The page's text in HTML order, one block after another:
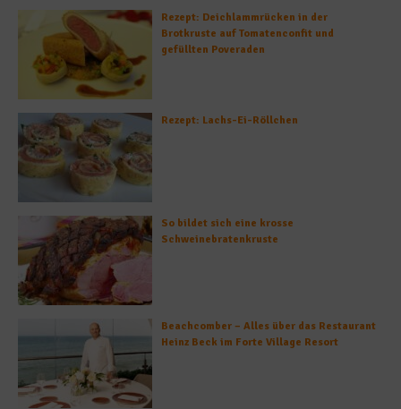
Rezept: Deichlammrücken in der
Brotkruste auf Tomatenconfit und
gefüllten Poveraden
Rezept: Lachs-Ei-Röllchen
So bildet sich eine krosse
Schweinebratenkruste
Beachcomber – Alles über das Restaurant
Heinz Beck im Forte Village Resort